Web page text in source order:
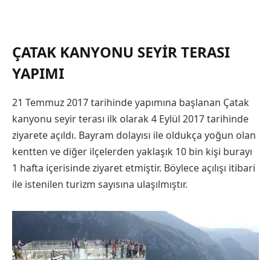
ÇATAK KANYONU SEYIR TERASI
YAPIMI
21 Temmuz 2017 tarihinde yapımına başlanan Çatak
kanyonu seyir terası ilk olarak 4 Eylül 2017 tarihinde
ziyarete açıldı. Bayram dolayısı ile oldukça yoğun olan
kentten ve diğer ilçelerden yaklaşık 10 bin kişi burayı
1 hafta içerisinde ziyaret etmiştir. Böylece açılışı itibari
ile istenilen turizm sayısına ulaşılmıştır.